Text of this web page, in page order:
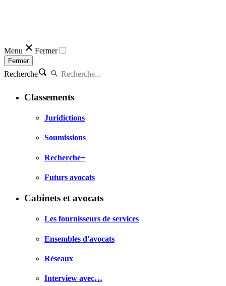
Menu Fermer
Fermer
Recherche
Classements
Juridictions
Soumissions
Recherche+
Futurs avocats
Cabinets et avocats
Les fournisseurs de services
Ensembles d'avocats
Réseaux
Interview avec…